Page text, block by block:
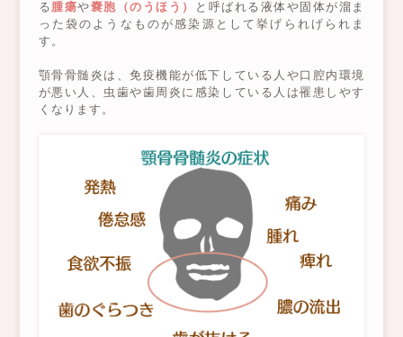
る腫瘍や嚢胞（のうほう）
と呼ばれる液体や固体が溜ま
った袋のようなものが感染源として挙げられげられま
す。
顎骨骨髄炎は、免疫機能が低下している人や口腔内環境
が悪い人、虫歯や歯周炎に感染している人は罹患しやす
くなります。